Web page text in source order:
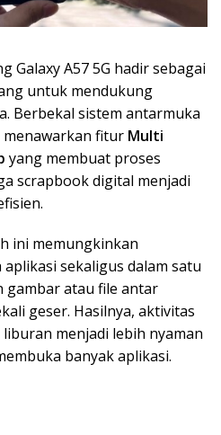
Galaxy A57 5G hadir sebagai
untuk mendukung
Berbekal sistem antarmuka
fitur Multi
yang membuat proses
scrapbook digital menjadi
ini memungkinkan
sekaligus dalam satu
gambar atau file antar
geser. Hasilnya, aktivitas
menjadi lebih nyaman
banyak aplikasi.